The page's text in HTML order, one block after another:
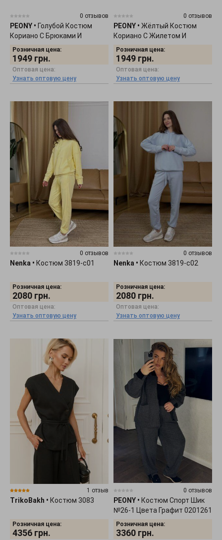
0 отзывов
PEONY • Голубой Костюм
Кориано С Брюками И
Жилетом 2207253
Розничная цена:
1949 грн.
Оптовая цена:
Узнать оптовую цену
0 отзывов
PEONY • Жёлтый Костюм
Кориано С Жилетом И
Широкими Брюками 2207254
Розничная цена:
1949 грн.
Оптовая цена:
Узнать оптовую цену
0 отзывов
Nenka • Костюм 3819-c01
Розничная цена:
2080 грн.
Оптовая цена:
Узнать оптовую цену
0 отзывов
Nenka • Костюм 3819-c02
Розничная цена:
2080 грн.
Оптовая цена:
Узнать оптовую цену
1 отзыв
TrikoBakh • Костюм 3083
Розничная цена:
4356 грн.
0 отзывов
PEONY • Костюм Спорт Шик
№26-1 Цвета Графит 0201261
Розничная цена:
3360 грн.